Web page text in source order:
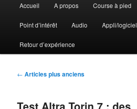
principal
Accueil A propos Course à pied
Point d’intérêt Audio Appli/logiciel
Retour d’expérience
Navigation
← Articles plus anciens